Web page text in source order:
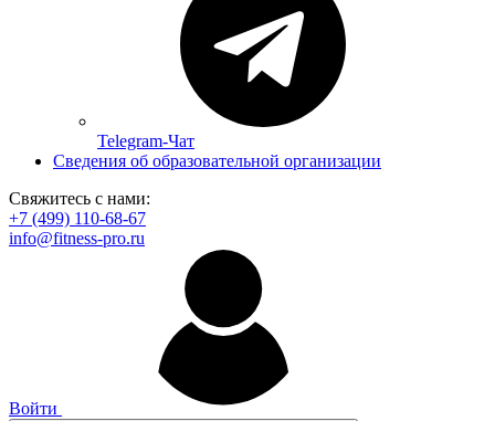
Telegram-Чат
Сведения об образовательной организации
Свяжитесь с нами:
+7 (499) 110-68-67
info@fitness-pro.ru
Войти